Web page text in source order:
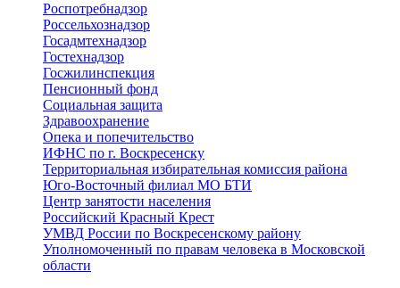
Роспотребнадзор
Россельхознадзор
Госадмтехнадзор
Гостехнадзор
Госжилинспекция
Пенсионный фонд
Социальная защита
Здравоохранение
Опека и попечительство
ИФНС по г. Воскресенску
Территориальная избирательная комиссия района
Юго-Восточный филиал МО БТИ
Центр занятости населения
Российский Красный Крест
УМВД России по Воскресенскому району
Уполномоченный по правам человека в Московской
области